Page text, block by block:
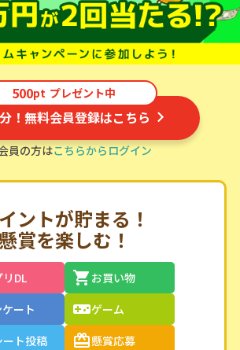
500pt プレゼント中
分！無料会員登録はこちら
員の方はこちらからログイン
ントが貯まる！
懸賞を楽しむ！
DL
お買い物
ート
ゲーム
ート投稿
懸賞応募